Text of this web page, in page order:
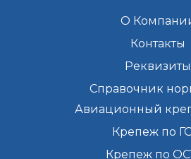
О
Контакты
Реквизиты
Справочник
Авиационный
Крепеж по
Крепеж по